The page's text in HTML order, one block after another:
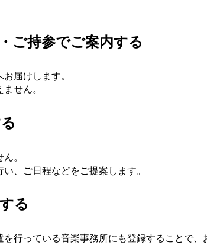
ご持参でご案内する
届けします。
せん。
。
、ご日程などをご提案します。
る
行っている音楽事務所にも登録することで